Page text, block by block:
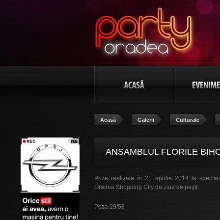
Acasă Galerii Culturale
ANSAMBLUL FLORILE
Poze realizate în 21 aprilie 2014 la
Oradea Shopping City de ziua de paşti.
Poza 29/58